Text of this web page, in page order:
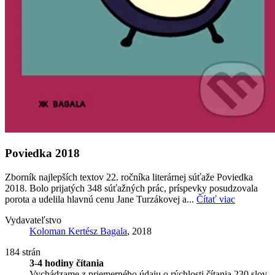
Poviedka 2018
Zborník najlepších textov 22. ročníka literárnej súťaže Poviedka
2018. Bolo prijatých 348 súťažných prác, príspevky posudzovala
porota a udelila hlavnú cenu Jane Turzákovej a... Čítať viac
Vydavateľstvo
Koloman Kertész Bagala, 2018
184 strán
3-4 hodiny čítania